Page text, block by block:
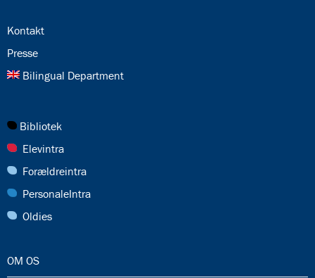
Shellhusets
tag
24.0:
Kontakt
25.0:
Presse
26.0:
Bilingual Department
27.0:
Bibliotek
28.0:
Elevintra
29.0:
Forældreintra
30.0:
PersonaleIntra
31.0:
Oldies
32.0:
OM OS